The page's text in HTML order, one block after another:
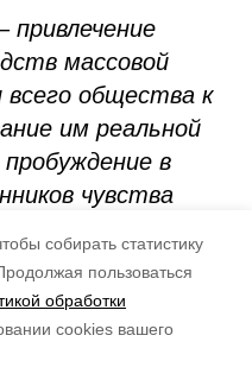
собирать статистику
пользоваться
обработки
cookies вашего
массовой
всего общества к
им реальной
в
чувства